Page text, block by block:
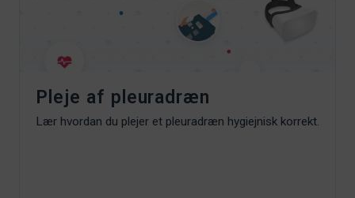
Pleje af pleuradræn
Lær hvordan du plejer et pleuradræn hygiejnisk korrekt.